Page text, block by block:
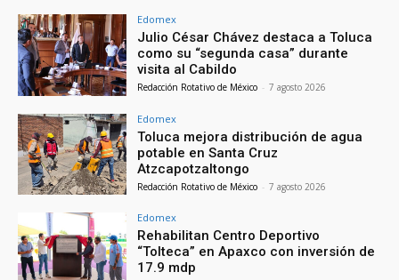
Edomex
Julio César Chávez destaca a Toluca
como su “segunda casa” durante
visita al Cabildo
Redacción Rotativo de México - 7 agosto 2026
Edomex
Toluca mejora distribución de agua
potable en Santa Cruz
Atzcapotzaltongo
Redacción Rotativo de México - 7 agosto 2026
Edomex
Rehabilitan Centro Deportivo
“Tolteca” en Apaxco con inversión de
17.9 mdp